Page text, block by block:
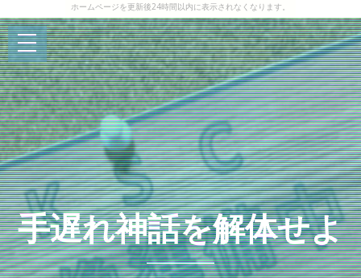
ホームページを更新後24時間以内に表示されなくなります。
手遅れ神話を解体せよ